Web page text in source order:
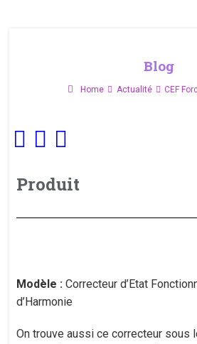
Blog
Home Actualité CEF
Produit
Modèle : Correcteur d’Etat
d’Harmonie
On trouve aussi ce correcteur sous